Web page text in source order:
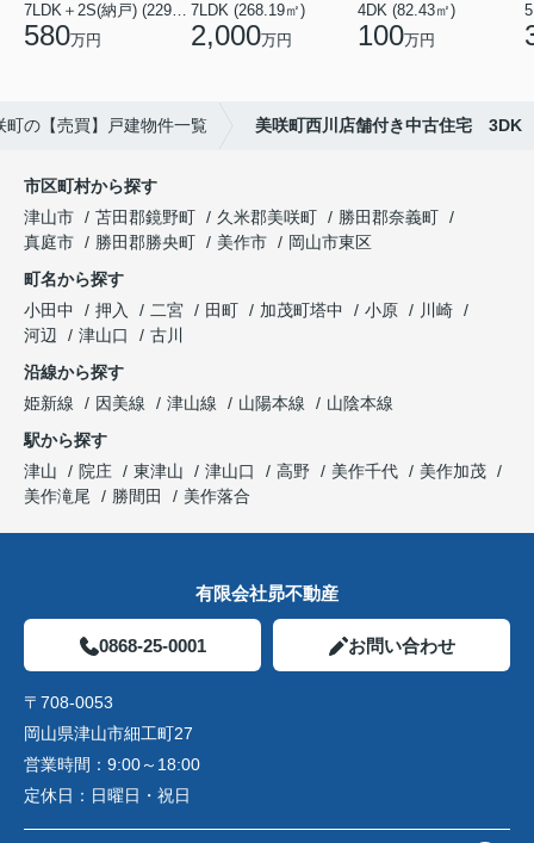
7LDK＋2S(納戸) (229.01㎡)
580万円
7LDK (268.19㎡)
2,000万円
4DK (82.43㎡)
100万円
町の【売買】戸建物件一覧 美咲町西川店舗付き中古住宅 3DK
市区町村から探す
津山市
苫田郡鏡野町 久米郡美咲町
勝田郡奈義町
真庭市
勝田郡勝央町 美作市
岡山市東区
町名から探す
小田中
押入 二宮 田町 加茂町塔中 小原
川崎
河辺
津山口
古川
沿線から探す
姫新線
因美線 津山線 山陽本線
山陰本線
駅から探す
津山
院庄 東津山 津山口 高野 美作千代
美作加茂
美作滝尾
勝間田 美作落合
有限会社昴不動産
0868-25-0001 お問い合わせ
〒708-0053
岡山県津山市細工町27
営業時間： 9:00～18:00
定休日： 日曜日・祝日